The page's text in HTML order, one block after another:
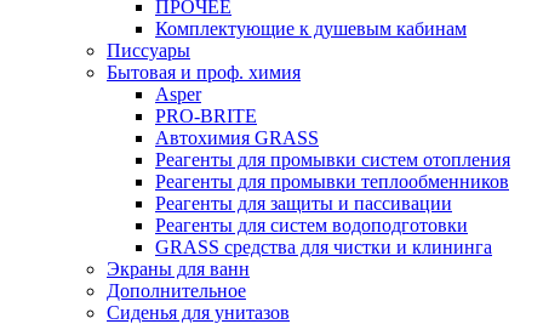
ПРОЧЕЕ
Комплектующие к душевым кабинам
Писсуары
Бытовая и проф. химия
Asper
PRO-BRITE
Автохимия GRASS
Реагенты для промывки систем отопления
Реагенты для промывки теплообменников
Реагенты для защиты и пассивации
Реагенты для систем водоподготовки
GRASS средства для чистки и клининга
Экраны для ванн
Дополнительное
Сиденья для унитазов